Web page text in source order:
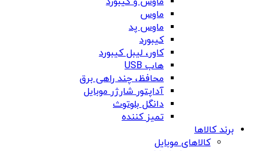
ماوس
ماوس پد
کیبورد
کاور، لیبل کیبورد
هاب USB
محافظ، چند راهی برق
آداپتور شارژر موبایل
دانگل بلوتوث
تمیز کننده
برند کالاها
کالاهای موبایل